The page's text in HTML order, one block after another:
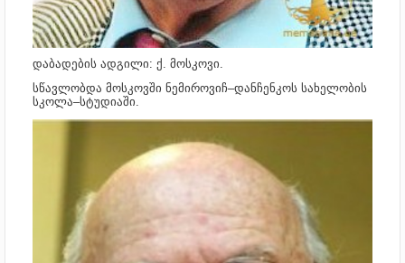
დაბადების ადგილი: ქ. მოსკოვი.
სწავლობდა მოსკოვში ნემიროვიჩ–დანჩენკოს სახელობის
სკოლა–სტუდიაში.